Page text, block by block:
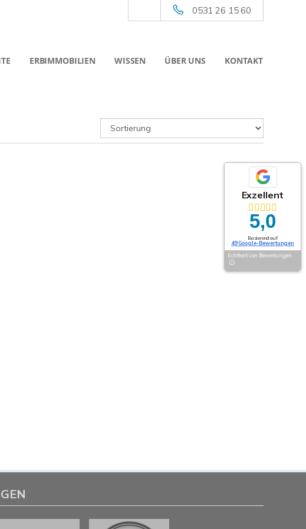
0531 26 15 60
ERBIMMOBILIEN WISSEN ÜBER UNS KONTAKT
Exzellent
5,0
Basierend auf
49 Google-Bewertungen
Echtheit von Bewertungen